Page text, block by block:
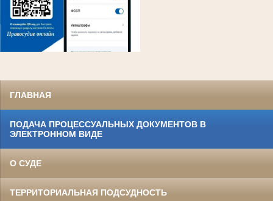
ГЛАВНАЯ
ПОДАЧА ПРОЦЕССУАЛЬНЫХ ДОКУМЕНТОВ В
ЭЛЕКТРОННОМ ВИДЕ
О СУДЕ
ТЕРРИТОРИАЛЬНАЯ ПОДСУДНОСТЬ